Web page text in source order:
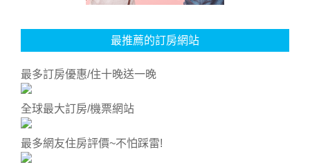
最推薦的訂房網站
最多訂房優惠/住十晚送一晚
全球最大訂房/機票網站
最多網友住房評價~不怕踩雷!